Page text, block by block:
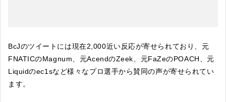
BcJのツイートには現在2,000近い反応が寄せられており、元
FNATICのMagnum、元AcendのZeek、元FaZeのPOACH、元
Liquidのec1sなど様々なプロ選手から賛同の声が寄せられてい
ます。